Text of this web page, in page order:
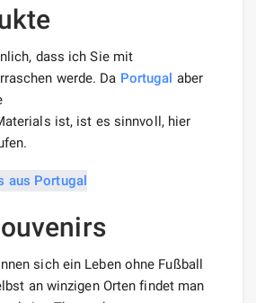
dass ich Sie mit
werde. Da Portugal aber
ist, ist es sinnvoll, hier
sich ein Leben ohne Fußball
an winzigen Orten findet man